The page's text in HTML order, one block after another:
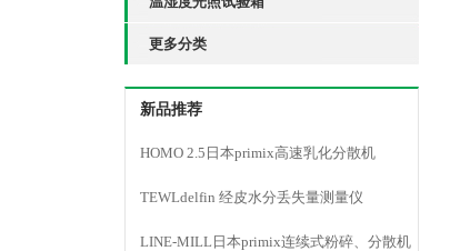
更多分类
新品推荐
HOMO 2.5日本primix高速乳化分散机
TEWLdelfin 经皮水分丢失量测量仪
LINE-MILL日本primix连续式粉碎、分散机